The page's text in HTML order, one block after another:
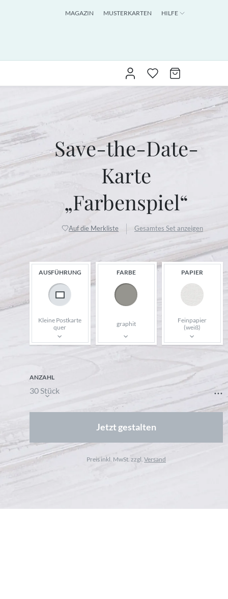
MAGAZIN MUSTERKARTEN HILFE
Save-the-Date-
Karte
„Farbenspiel“
Auf die Merkliste Gesamtes Set anzeigen
AUSFÜHRUNG
Kleine Postkarte
quer
FARBE
graphit
PAPIER
Feinpapier
(weiß)
ANZAHL
30 Stück ...
Jetzt gestalten
Preis inkl. MwSt. zzgl. Versand